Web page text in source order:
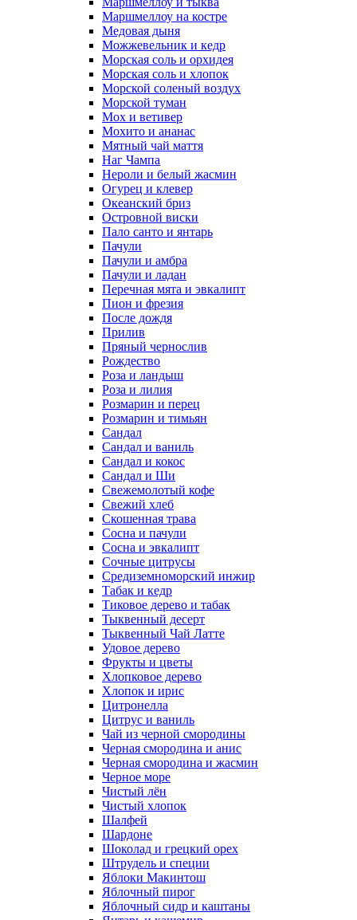
Маршмеллоу на костре
Медовая дыня
Можжевельник и кедр
Морская соль и орхидея
Морская соль и хлопок
Морской соленый воздух
Морской туман
Мох и ветивер
Мохито и ананас
Мятный чай маття
Наг Чампа
Нероли и белый жасмин
Огурец и клевер
Океанский бриз
Островной виски
Пало санто и янтарь
Пачули
Пачули и амбра
Пачули и ладан
Перечная мята и эвкалипт
Пион и фрезия
После дождя
Прилив
Пряный чернослив
Рождество
Роза и ландыш
Роза и лилия
Розмарин и перец
Розмарин и тимьян
Сандал
Сандал и ваниль
Сандал и кокос
Сандал и Ши
Свежемолотый кофе
Свежий хлеб
Скошенная трава
Сосна и пачули
Сосна и эвкалипт
Сочные цитрусы
Средиземноморский инжир
Табак и кедр
Тиковое дерево и табак
Тыквенный десерт
Тыквенный Чай Латте
Удовое дерево
Фрукты и цветы
Хлопковое дерево
Хлопок и ирис
Цитронелла
Цитрус и ваниль
Чай из черной смородины
Черная смородина и анис
Черная смородина и жасмин
Черное море
Чистый лён
Чистый хлопок
Шалфей
Шардоне
Шоколад и грецкий орех
Штрудель и специи
Яблоки Макинтош
Яблочный пирог
Яблочный сидр и каштаны